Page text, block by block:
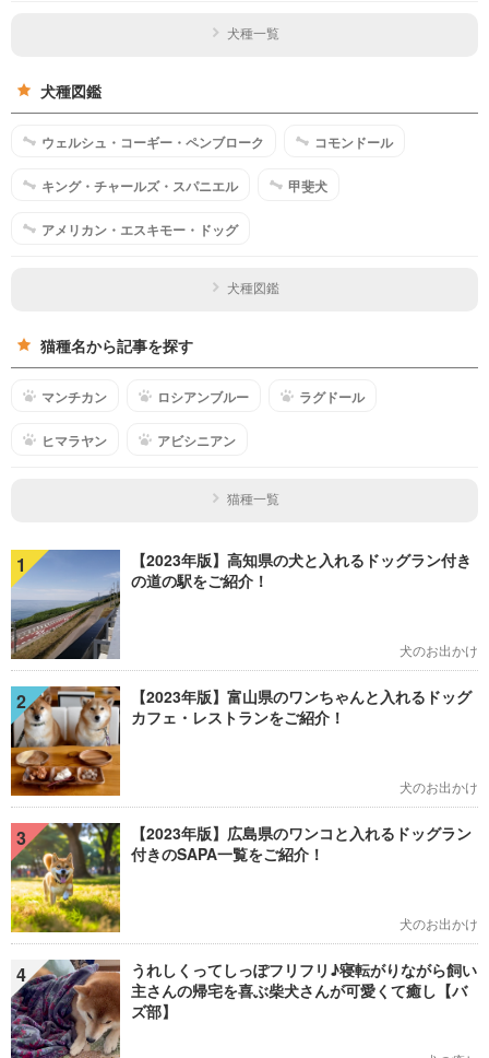
犬種一覧
犬種図鑑
ウェルシュ・コーギー・ペンブローク コモンドール
キング・チャールズ・スパニエル 甲斐犬
アメリカン・エスキモー・ドッグ
犬種図鑑
猫種名から記事を探す
マンチカン ロシアンブルー ラグドール
ヒマラヤン アビシニアン
猫種一覧
1
【2023年版】高知県の犬と入れるドッグラン付き
の道の駅をご紹介！
犬のお出かけ
2
【2023年版】富山県のワンちゃんと入れるドッグ
カフェ・レストランをご紹介！
犬のお出かけ
3
【2023年版】広島県のワンコと入れるドッグラン
付きのSAPA一覧をご紹介！
犬のお出かけ
4
うれしくってしっぽフリフリ♪寝転がりながら飼い
主さんの帰宅を喜ぶ柴犬さんが可愛くて癒し【バ
ズ部】